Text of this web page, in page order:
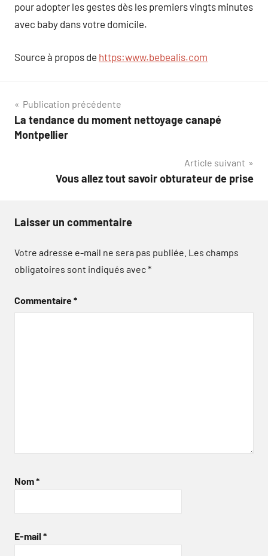
pour adopter les gestes dès les premiers vingts minutes
avec baby dans votre domicile.
Source à propos de https:www.bebealis.com
Navigation
de
Publication précédente
La tendance du moment nettoyage canapé
Montpellier
Article suivant
Vous allez tout savoir obturateur de prise
Laisser un commentaire
Votre adresse e-mail ne sera pas publiée. Les champs
obligatoires sont indiqués avec*
Commentaire*
Nom*
E-mail *